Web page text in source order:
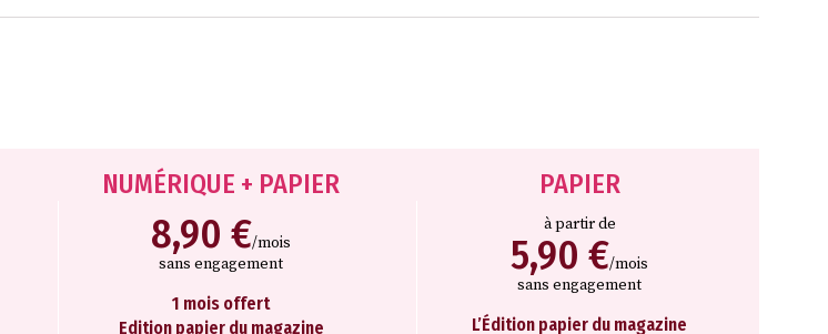
NUMÉRIQUE + PAPIER
8,90 €/mois
sans engagement
1 mois offert
Edition papier du magazine
PAPIER
à partir de
5,90 €/mois
sans engagement
L’Édition papier du magazine